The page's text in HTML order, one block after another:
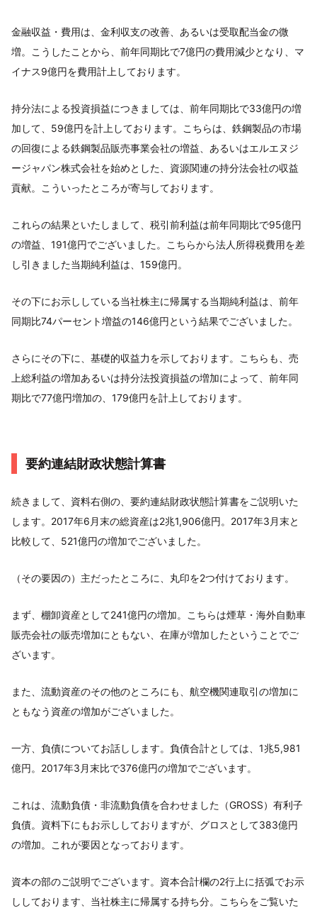
金融収益・費用は、金利収支の改善、あるいは受取配当金の微
増。こうしたことから、前年同期比で7億円の費用減少となり、マ
イナス9億円を費用計上しております。
持分法による投資損益につきましては、前年同期比で33億円の増
加して、59億円を計上しております。こちらは、鉄鋼製品の市場
の回復による鉄鋼製品販売事業会社の増益、あるいはエルエヌジ
ージャパン株式会社を始めとした、資源関連の持分法会社の収益
貢献。こういったところが寄与しております。
これらの結果といたしまして、税引前利益は前年同期比で95億円
の増益、191億円でございました。こちらから法人所得税費用を差
し引きました当期純利益は、159億円。
その下にお示ししている当社株主に帰属する当期純利益は、前年
同期比74パーセント増益の146億円という結果でございました。
さらにその下に、基礎的収益力を示しております。こちらも、売
上総利益の増加あるいは持分法投資損益の増加によって、前年同
期比で77億円増加の、179億円を計上しております。
要約連結財政状態計算書
続きまして、資料右側の、要約連結財政状態計算書をご説明いた
します。2017年6月末の総資産は2兆1,906億円。2017年3月末と
比較して、521億円の増加でございました。
（その要因の）主だったところに、丸印を2つ付けております。
まず、棚卸資産として241億円の増加。こちらは煙草・海外自動車
販売会社の販売増加にともない、在庫が増加したということでご
ざいます。
また、流動資産のその他のところにも、航空機関連取引の増加に
ともなう資産の増加がございました。
一方、負債についてお話しします。負債合計としては、1兆5,981
億円。2017年3月末比で376億円の増加でございます。
これは、流動負債・非流動負債を合わせました（GROSS）有利子
負債。資料下にもお示ししておりますが、グロスとして383億円
の増加。これが要因となっております。
資本の部のご説明でございます。資本合計欄の2行上に括弧でお示
ししております、当社株主に帰属する持ち分。こちらをご覧いた